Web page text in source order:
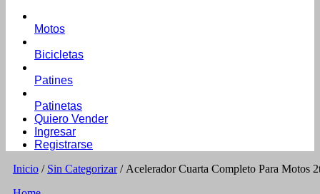
Motos
Bicicletas
Patines
Patinetas
Quiero Vender
Ingresar
Registrarse
Inicio / Sin Categorizar/ Acelerador Cuarta Completo Para Motos